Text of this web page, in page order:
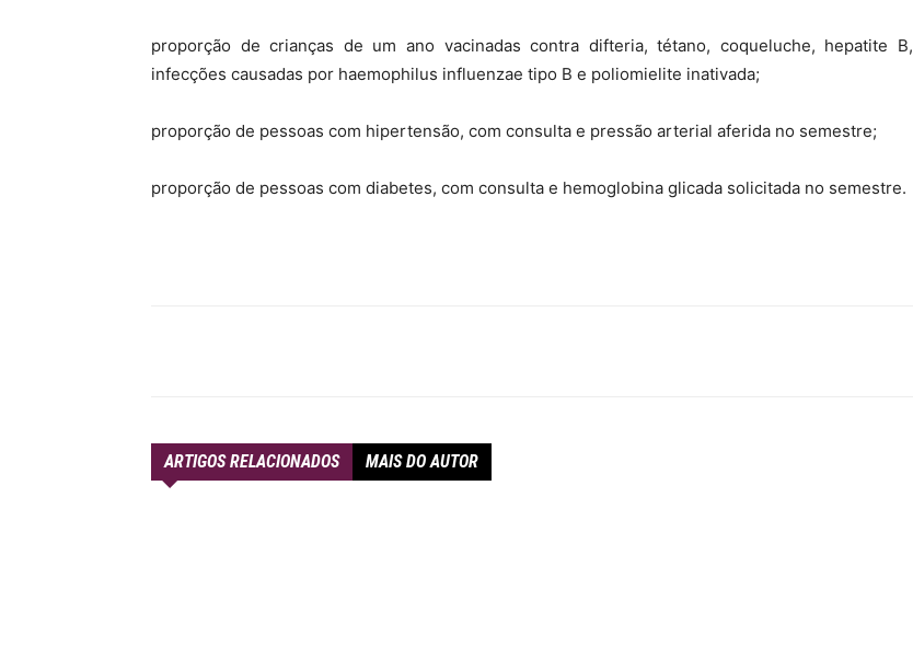
proporção de crianças de um ano vacinadas contra difteria, tétano, coqueluche, hepatite B,
infecções causadas por haemophilus influenzae tipo B e poliomielite inativada;
proporção de pessoas com hipertensão, com consulta e pressão arterial aferida no semestre;
proporção de pessoas com diabetes, com consulta e hemoglobina glicada solicitada no semestre.
ARTIGOS RELACIONADOS MAIS DO AUTOR